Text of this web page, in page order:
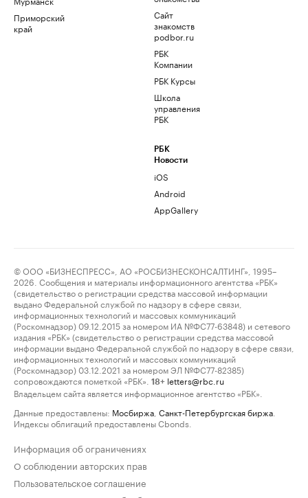
Приморский
край
Сайт
знакомств
podbor.ru
РБК
Компании
РБК Курсы
Школа
управления
РБК
РБК
Новости
iOS
Android
AppGallery
© ООО «БИЗНЕСПРЕСС», АО «РОСБИЗНЕСКОНСАЛТИНГ», 1995–
2026. Сообщения и материалы информационного агентства «РБК»
(свидетельство о регистрации средства массовой информации
выдано Федеральной службой по надзору в сфере связи,
информационных технологий и массовых коммуникаций
(Роскомнадзор) 09.12.2015 за номером ИА №ФС77-63848) и сетевого
издания «РБК» (свидетельство о регистрации средства массовой
информации выдано Федеральной службой по надзору в сфере связи,
информационных технологий и массовых коммуникаций
(Роскомнадзор) 03.12.2021 за номером ЭЛ №ФС77-82385)
сопровождаются пометкой «РБК».
18+ letters@rbc.ru
Владельцем сайта является информационное агентство «РБК».
Данные предоставлены: Мосбиржа Санкт-Петербургская биржа
Индексы облигаций предоставлены Cbonds.
Информация об ограничениях
О соблюдении авторских прав
Пользовательское соглашение